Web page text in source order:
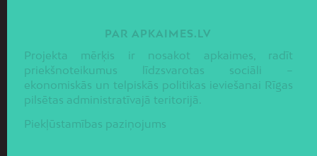
PAR APKAIMES.LV
Projekta mērķis ir nosakot apkaimes, radīt
priekšnoteikumus līdzsvarotas sociāli –
ekonomiskās un telpiskās politikas ieviešanai Rīgas
pilsētas administratīvajā teritorijā.
Piekļūstamības paziņojums